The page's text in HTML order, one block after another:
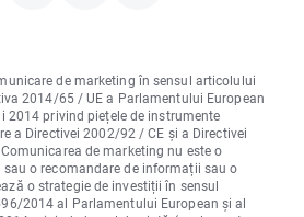
de marketing în sensul articolului
2014/65 / UE a Parlamentului European
2014 privind piețele de instrumente
a Directivei 2002/92 / CE și a Directivei
de marketing nu este o
o recomandare de informații sau o
o strategie de investiții în sensul
2014 al Parlamentului European și al